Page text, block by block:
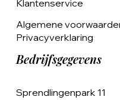
Klantenservice
Algemene
Privacyverklaring
Bedrijfsgegevens
Sprendlingenpark 11